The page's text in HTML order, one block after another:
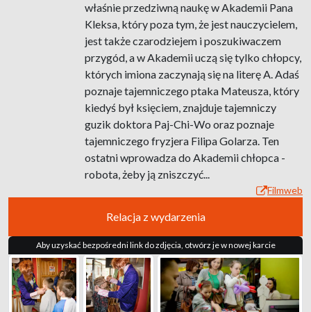
właśnie przedziwną naukę w Akademii Pana
Kleksa, który poza tym, że jest nauczycielem,
jest także czarodziejem i poszukiwaczem
przygód, a w Akademii uczą się tylko chłopcy,
których imiona zaczynają się na literę A. Adaś
poznaje tajemniczego ptaka Mateusza, który
kiedyś był księciem, znajduje tajemniczy
guzik doktora Paj-Chi-Wo oraz poznaje
tajemniczego fryzjera Filipa Golarza. Ten
ostatni wprowadza do Akademii chłopca -
robota, żeby ją zniszczyć...
Filmweb
Relacja z wydarzenia
Aby uzyskać bezpośredni link do zdjęcia, otwórz je w nowej karcie